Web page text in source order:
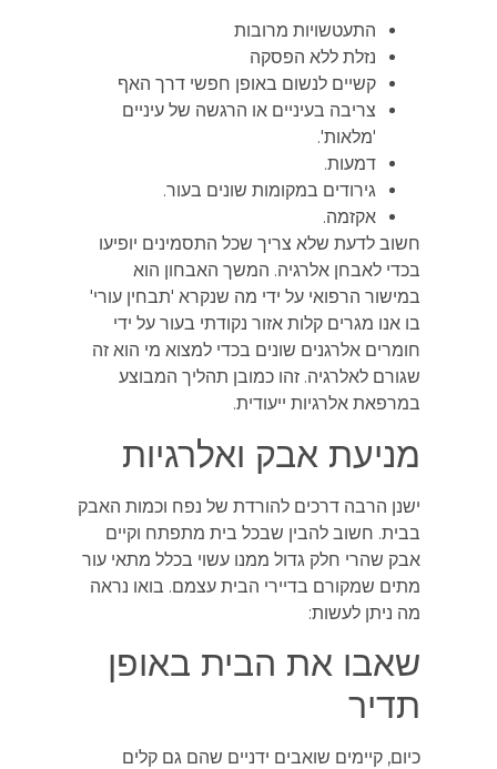
התעטשויות מרובות
נזלת ללא הפסקה
קשיים לנשום באופן חפשי דרך האף
צריבה בעיניים או הרגשה של עיניים
'מלאות'.
דמעות.
גירודים במקומות שונים בעור.
אקזמה.
חשוב לדעת שלא צריך שכל התסמינים יופיעו
בכדי לאבחן אלרגיה. המשך האבחון הוא
במישור הרפואי על ידי מה שנקרא 'תבחין עורי'
בו אנו מגרים קלות אזור נקודתי בעור על ידי
חומרים אלרגנים שונים בכדי למצוא מי הוא זה
שגורם לאלרגיה. זהו כמובן תהליך המבוצע
במרפאת אלרגיות ייעודית.
מניעת אבק ואלרגיות
ישנן הרבה דרכים להורדת של נפח וכמות האבק
בבית. חשוב להבין שבכל בית מתפתח וקיים
אבק שהרי חלק גדול ממנו עשוי בכלל מתאי עור
מתים שמקורם בדיירי הבית עצמם. בואו נראה
מה ניתן לעשות:
שאבו את הבית באופן
תדיר
כיום, קיימים שואבים ידניים שהם גם קלים